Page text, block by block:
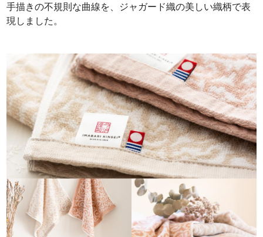
手描きの不規則な曲線を、ジャガード織の美しい織柄で表
現しました。